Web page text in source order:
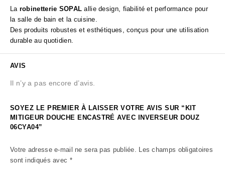
La robinetterie SOPAL allie design, fiabilité et performance pour
la salle de bain et la cuisine.
Des produits robustes et esthétiques, conçus pour une utilisation
durable au quotidien.
AVIS
Il n’y a pas encore d’avis.
SOYEZ LE PREMIER À LAISSER VOTRE AVIS SUR “KIT
MITIGEUR DOUCHE ENCASTRÉ AVEC INVERSEUR DOUZ
06CYA04”
Votre adresse e-mail ne sera pas publiée. Les champs obligatoires
sont indiqués avec *